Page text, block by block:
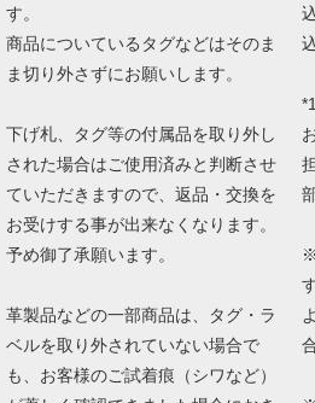
す。
商品についているタグなどはそのま
ま切り外さずにお願いします。
下げ札、タグ等の付属品を取り外し
された場合はご使用済みと判断させ
ていただきますので、返品・交換を
お受けする事が出来なくなります。
予め御了承願います。
革製品などの一部商品は、タグ・ラ
ベルを取り外されていない場合で
も、お客様のご試着痕（シワなど）